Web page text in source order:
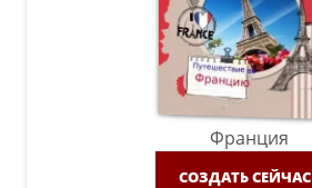
Франция
СОЗДАТЬ СЕЙЧАС